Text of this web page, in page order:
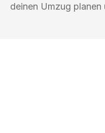
deinen Umzug planen